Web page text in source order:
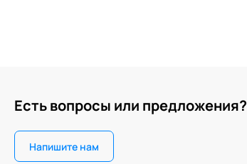
Есть вопросы или предложения?
Напишите нам